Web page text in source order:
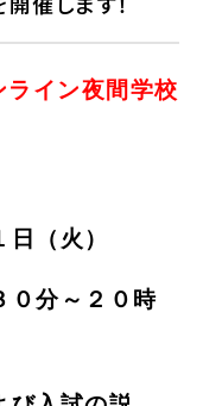
ライン夜間学校
（火）
～２０時